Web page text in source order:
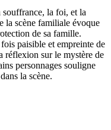
souffrance, la foi, et la
scène familiale évoque
de sa famille.
paisible et empreinte de
réflexion sur le mystère de
personnages souligne
la scène.